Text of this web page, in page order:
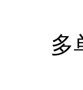
多单